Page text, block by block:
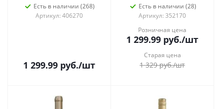
Есть в наличии (268)
Артикул: 406270
1 299.99 руб./шт
Есть в наличии (28)
Артикул: 352170
Розничная цена
1 299.99 руб./шт
Старая цена
1 329руб./шт